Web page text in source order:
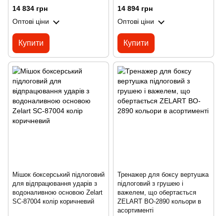
асортименті
14 834 грн
Оптові ціни
Купити
14 894 грн
Оптові ціни
Купити
Мішок боксерський підлоговий
для відпрацювання ударів з
водоналивною основою Zelart
SC-87004 колір коричневий
Тренажер для боксу вертушка
підлоговий з грушею і
важелем, що обертається
ZELART BO-2890 кольори в
асортименті